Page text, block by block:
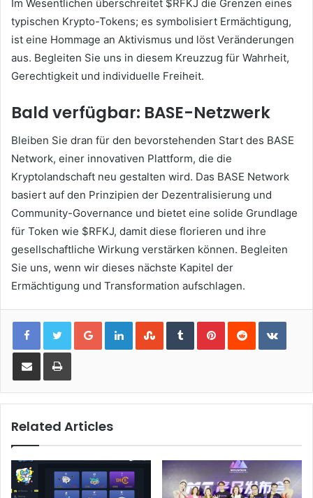
Im Wesentlichen überschreitet $RFKJ die Grenzen eines
typischen Krypto-Tokens; es symbolisiert Ermächtigung,
ist eine Hommage an Aktivismus und löst Veränderungen
aus. Begleiten Sie uns in diesem Kreuzzug für Wahrheit,
Gerechtigkeit und individuelle Freiheit.
Bald verfügbar: BASE-Netzwerk
Bleiben Sie dran für den bevorstehenden Start des BASE
Network, einer innovativen Plattform, die die
Kryptolandschaft neu gestalten wird. Das BASE Network
basiert auf den Prinzipien der Dezentralisierung und
Community-Governance und bietet eine solide Grundlage
für Token wie $RFKJ, damit diese florieren und ihre
gesellschaftliche Wirkung verstärken können. Begleiten
Sie uns, wenn wir dieses nächste Kapitel der
Ermächtigung und Transformation aufschlagen.
Google+LinkedInStumbleUpon
TumblrPinterestReddit
Share via Email Print
Related Articles